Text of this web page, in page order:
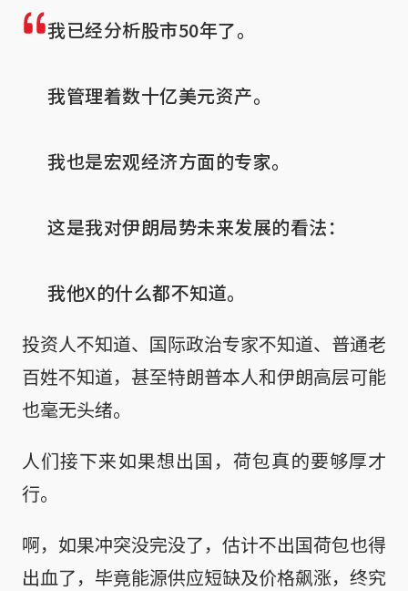
我已经分析股市50年了。
我管理着数十亿美元资产。
我也是宏观经济方面的专家。
这是我对伊朗局势未来发展的看法：
我他X的什么都不知道。
投资人不知道、国际政治专家不知道、普通老
百姓不知道，甚至特朗普本人和伊朗高层可能
也毫无头绪。
人们接下来如果想出国，荷包真的要够厚才
行。
啊，如果冲突没完没了，估计不出国荷包也得
出血了，毕竟能源供应短缺及价格飙涨，终究